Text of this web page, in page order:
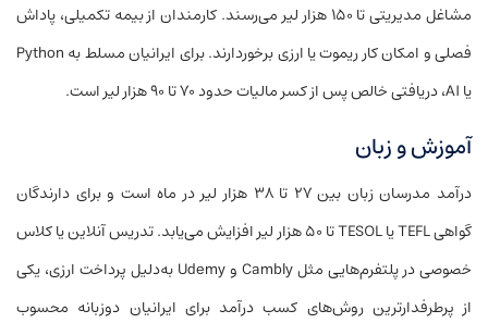
مشاغل مدیریتی تا ۱۵۰ هزار لیر می‌رسند. کارمندان از بیمه تکمیلی، پاداش
فصلی و امکان کار ریموت یا ارزی برخوردارند. برای ایرانیان مسلط به Python
یا AI، دریافتی خالص پس از کسر مالیات حدود ۷۰ تا ۹۰ هزار لیر است.
آموزش و زبان
درآمد مدرسان زبان بین ۲۷ تا ۳۸ هزار لیر در ماه است و برای دارندگان
گواهی TEFL یا TESOL تا ۵۰ هزار لیر افزایش می‌یابد. تدریس آنلاین یا کلاس
خصوصی در پلتفرم‌هایی مثل Cambly و Udemy به‌دلیل پرداخت ارزی، یکی
از پرطرفدارترین روش‌های کسب درآمد برای ایرانیان دو‌زبانه محسوب